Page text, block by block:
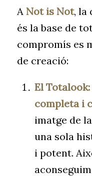
A Not is Not, la
és la base de
compromís es
de creació:
El
completa i
imatge de
una sola
i potent.